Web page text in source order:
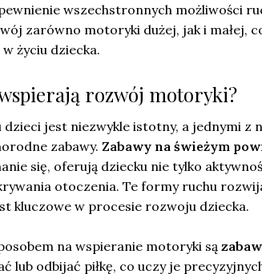
wszechstronnych możliwości
zarówno motoryki dużej, jak i małej,
życiu dziecka.
rozwój motoryki?
jest niezwykle istotny, a jednymi z
zabawy. Zabawy na świeżym
się, oferują dziecku nie tylko
otoczenia. Te formy ruchu
kluczowe w procesie rozwoju dziecka.
na wspieranie motoryki są
lub odbijać piłkę, co uczy je